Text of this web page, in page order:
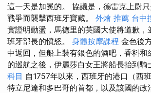
這一天是加冕的。 協議是，德雷克上尉
戰爭而襲擊西班牙寶藏。 外燴 推薦 台中
實證明動盪，馬德里的英國大使將道歉，
班牙部長的憤怒。 身體按摩課程 金色後
中返回，但船上裝有銀色的酒吧，香料和
的巡航之後，伊麗莎白女王將船長抬到騎
科目 自1757年以來，西班牙的港口（西
特立尼達和多巴哥的首都，以及該國的政